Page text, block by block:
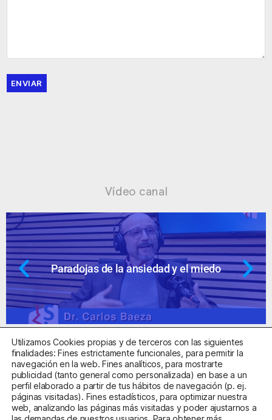
ENVIAR
Vídeo canal
Paradojas de la ansiedad y el miedo
Centro Sanitario Autorizado con el código E08737002
Utilizamos Cookies propias y de terceros con las siguientes
finalidades: Fines estrictamente funcionales, para permitir la
navegación en la web. Fines analíticos, para mostrarte
publicidad (tanto general como personalizada) en base a un
perfil elaborado a partir de tus hábitos de navegación (p. ej.
páginas visitadas). Fines estadísticos, para optimizar nuestra
web, analizando las páginas más visitadas y poder ajustarnos a